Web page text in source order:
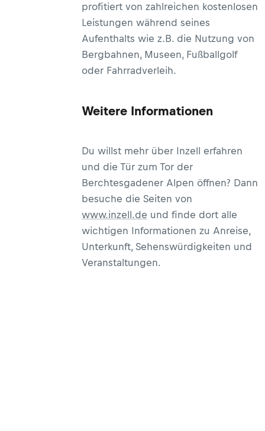
profitiert von zahlreichen kostenlosen
Leistungen während seines
Aufenthalts wie z.B. die Nutzung von
Bergbahnen, Museen, Fußballgolf
oder Fahrradverleih.
Weitere Informationen
Du willst mehr über Inzell erfahren
und die Tür zum Tor der
Berchtesgadener Alpen öffnen? Dann
besuche die Seiten von
www.inzell.de und finde dort alle
wichtigen Informationen zu Anreise,
Unterkunft, Sehenswürdigkeiten und
Veranstaltungen.